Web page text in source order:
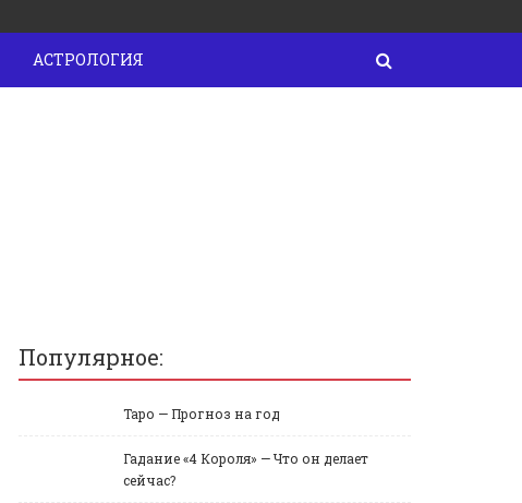
АСТРОЛОГИЯ
Популярное:
Таро — Прогноз на год
Гадание «4 Короля» — Что он делает
сейчас?